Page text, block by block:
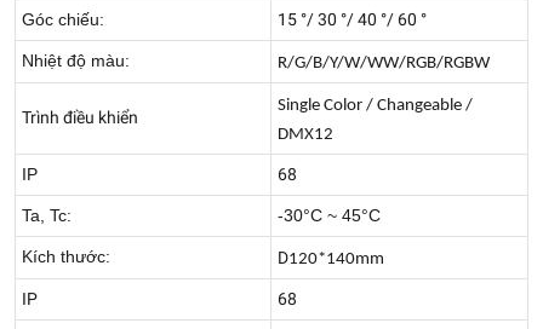
Góc chiếu: 15 °/ 30 °/ 40 °/ 60 °
Nhiệt độ màu: R/G/B/Y/W/WW/RGB/RGBW
Trình điều khiển
Single Color / Changeable /
DMX12
IP 68
Ta, Tc: -30°C ~ 45°C
Kích thước: D120*140mm
IP 68